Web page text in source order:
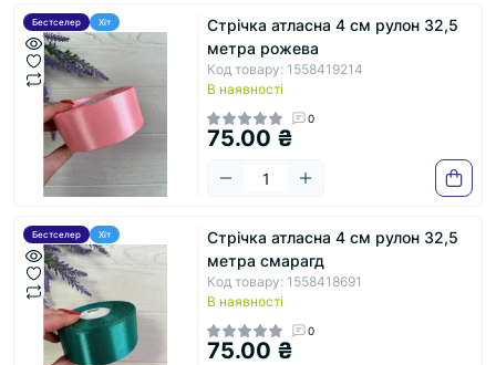
Бестселер Хіт
Стрічка атласна 4 см рулон 32,5
метра рожева
Код товару: 1558419214
В наявності
0
75.00 ₴
Бестселер Хіт
Стрічка атласна 4 см рулон 32,5
метра смарагд
Код товару: 1558418691
В наявності
0
75.00 ₴